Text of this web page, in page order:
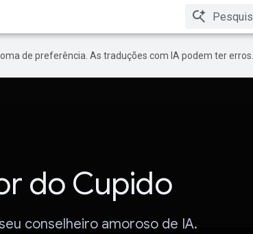
de preferência. As traduções com IA podem ter erros.
do Cupido
conselheiro amoroso de IA.